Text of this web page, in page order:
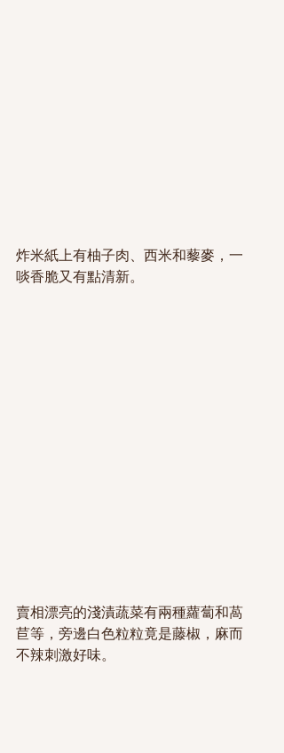
炸米紙上有柚子肉、西米和藜麥，一
啖香脆又有點清新。
賣相漂亮的淺漬蔬菜有兩種蘿蔔和萵
苣等，旁邊白色粒粒竟是藤椒，麻而
不辣刺激好味。